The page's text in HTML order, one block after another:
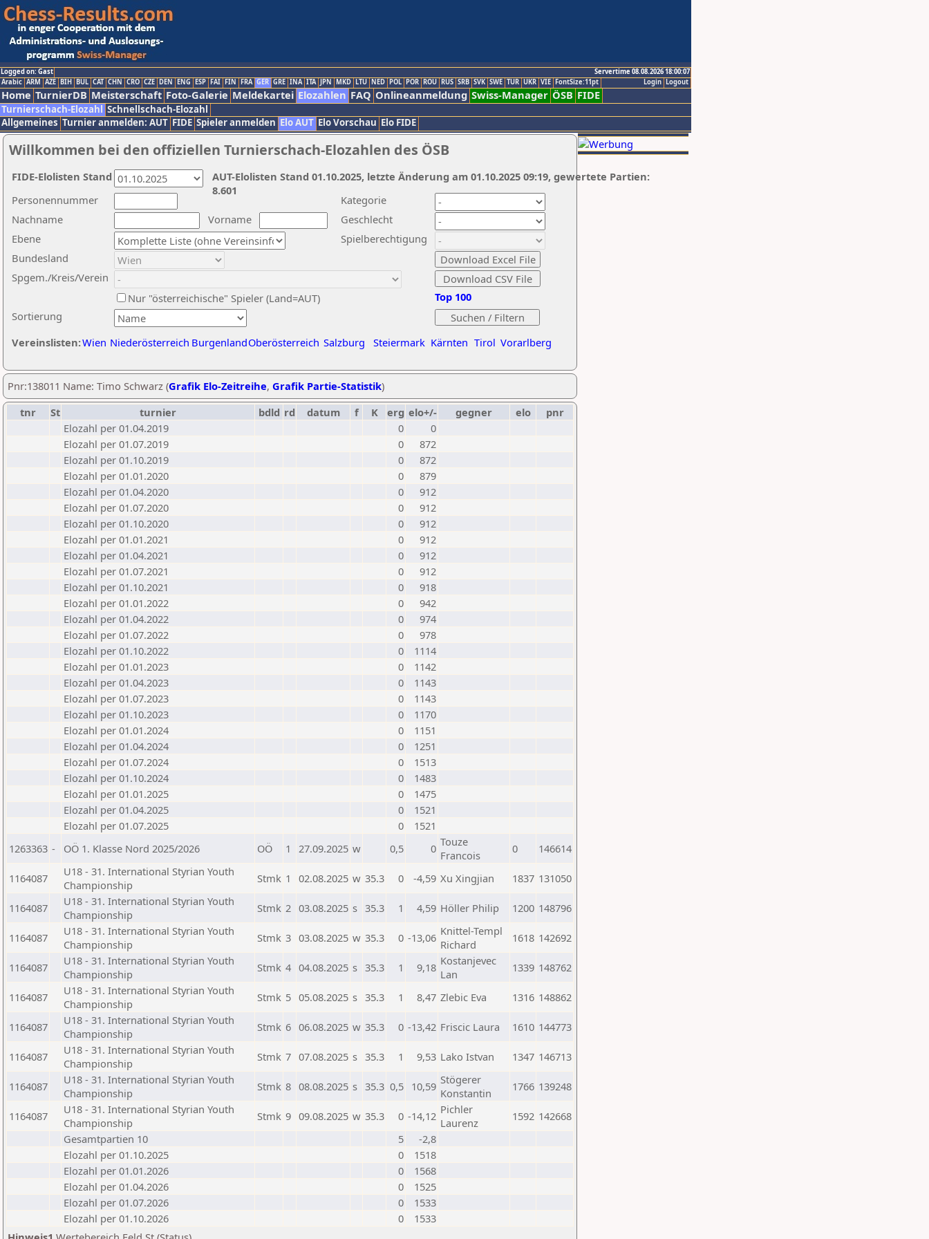
Logged on: Gast
Servertime 08.08.2026 18:00:07
Logout
Login
Arabic ARM AZE BIH BUL CAT CHN CRO CZE DEN ENG ESP FAI FIN FRA GER GRE INA ITA JPN MKD LTU NED POL POR ROU RUS SRB SVK SWE TUR UKR VIE FontSize:11pt
Home TurnierDB Meisterschaft Foto-Galerie Meldekartei Elozahlen FAQ Onlineanmeldung Swiss-Manager ÖSB FIDE
Turnierschach-Elozahl Schnellschach-Elozahl
Allgemeines Turnier anmelden: AUT FIDE Spieler anmelden Elo AUT Elo Vorschau Elo FIDE
Willkommen bei den offiziellen Turnierschach-Elozahlen des ÖSB
Nachname
Vorname
Ebene
Kategorie
Sortierung
Personennummer
Bundesland
Spgem./Kreis/Verein
Geschlecht
Nur "österreichische" Spieler (Land=AUT)
Spielberechtigung
Vereinslisten:Wien Niederösterreich BurgenlandOberösterreich Salzburg Steiermark Kärnten Tirol Vorarlberg
Top 100
AUT-Elolisten Stand 01.10.2025, letzte Änderung am 01.10.2025 09:19, gewertete Partien:
8.601
FIDE-Elolisten Stand
Pnr:138011 Name: Timo Schwarz (Grafik Elo-Zeitreihe, Grafik Partie-Statistik)
tnr
St turnier bdld rd datum f K erg elo+/- gegner elo
pnr
Elozahl per 01.04.2019
0
0
Elozahl per 01.07.2019
0
872
Elozahl per 01.10.2019
0
872
Elozahl per 01.01.2020
0
879
Elozahl per 01.04.2020
0
912
Elozahl per 01.07.2020
0
912
Elozahl per 01.10.2020
0
912
Elozahl per 01.01.2021
0
912
Elozahl per 01.04.2021
0
912
Elozahl per 01.07.2021
0
912
Elozahl per 01.10.2021
0
918
Elozahl per 01.01.2022
0
942
Elozahl per 01.04.2022
0
974
Elozahl per 01.07.2022
0
978
Elozahl per 01.10.2022
0
1114
Elozahl per 01.01.2023
0
1142
Elozahl per 01.04.2023
0
1143
Elozahl per 01.07.2023
0
1143
Elozahl per 01.10.2023
0
1170
Elozahl per 01.01.2024
0
1151
Elozahl per 01.04.2024
0
1251
Elozahl per 01.07.2024
0
1513
Elozahl per 01.10.2024
0
1483
Elozahl per 01.01.2025
0
1475
Elozahl per 01.04.2025
0
1521
Elozahl per 01.07.2025
0
1521
1263363 - OÖ 1. Klasse Nord 2025/2026 OÖ 1 27.09.2025 w 0,5 0 Touze
Francois
0 146614
1164087
U18 - 31. International Styrian Youth
Championship
Stmk 1 02.08.2025 w 35.3 0 -4,59 Xu Xingjian 1837 131050
1164087
U18 - 31. International Styrian Youth
Championship
Stmk 2 03.08.2025 s 35.3 1 4,59 Höller Philip 1200 148796
1164087
U18 - 31. International Styrian Youth
Championship
Stmk 3 03.08.2025 w 35.3 0 -13,06 Knittel-Templ
Richard
1618 142692
1164087
U18 - 31. International Styrian Youth
Championship
Stmk 4 04.08.2025 s 35.3 1 9,18 Kostanjevec
Lan
1339 148762
1164087
U18 - 31. International Styrian Youth
Championship
Stmk 5 05.08.2025 s 35.3 1 8,47 Zlebic Eva 1316 148862
1164087
U18 - 31. International Styrian Youth
Championship
Stmk 6 06.08.2025 w 35.3 0 -13,42 Friscic Laura 1610 144773
1164087
U18 - 31. International Styrian Youth
Championship
Stmk 7 07.08.2025 s 35.3 1 9,53 Lako Istvan 1347 146713
1164087
U18 - 31. International Styrian Youth
Championship
Stmk 8 08.08.2025 s 35.3 0,5 10,59 Stögerer
Konstantin
1766 139248
1164087
U18 - 31. International Styrian Youth
Championship
Stmk 9 09.08.2025 w 35.3 0 -14,12 Pichler
Laurenz
1592 142668
Gesamtpartien 10
5
-2,8
Elozahl per 01.10.2025
0
1518
Elozahl per 01.01.2026
0
1568
Elozahl per 01.04.2026
0
1525
Elozahl per 01.07.2026
0
1533
Elozahl per 01.10.2026
0
1533